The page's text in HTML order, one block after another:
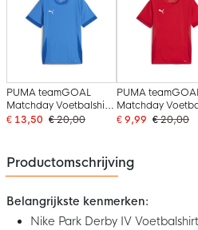
PUMA teamGOAL
Matchday Voetbalshirt
Kids Blauw Wit
€ 13,50 € 20,00
PUMA
Matchday
Kids Rood Wit
€ 9,99 € 20,00
Productomschrijving
Belangrijkste kenmerken:
Nike Park Derby IV